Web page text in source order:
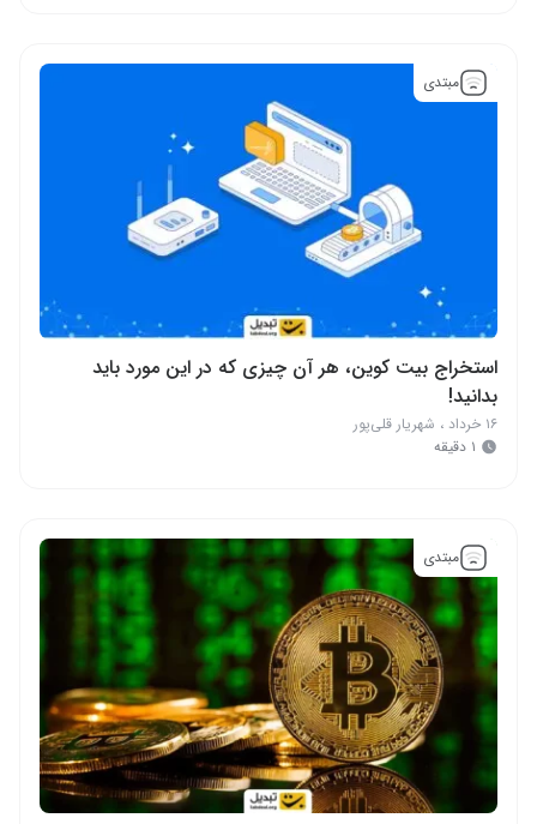
مبتدی
استخراج بیت کوین، هر آن چیزی که در این مورد باید
بدانید!
۱۶ خرداد ، شهریار قلی‌پور
۱ دقیقه
مبتدی